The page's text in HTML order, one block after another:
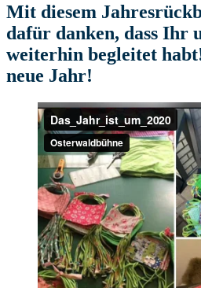
Mit diesem
dafür danken, dass Ihr
weiterhin begleitet
neue Jahr!